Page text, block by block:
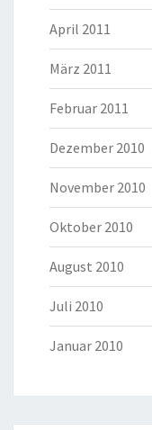
April 2011
März 2011
Februar 2011
Dezember 2010
November 2010
Oktober 2010
August 2010
Juli 2010
Januar 2010